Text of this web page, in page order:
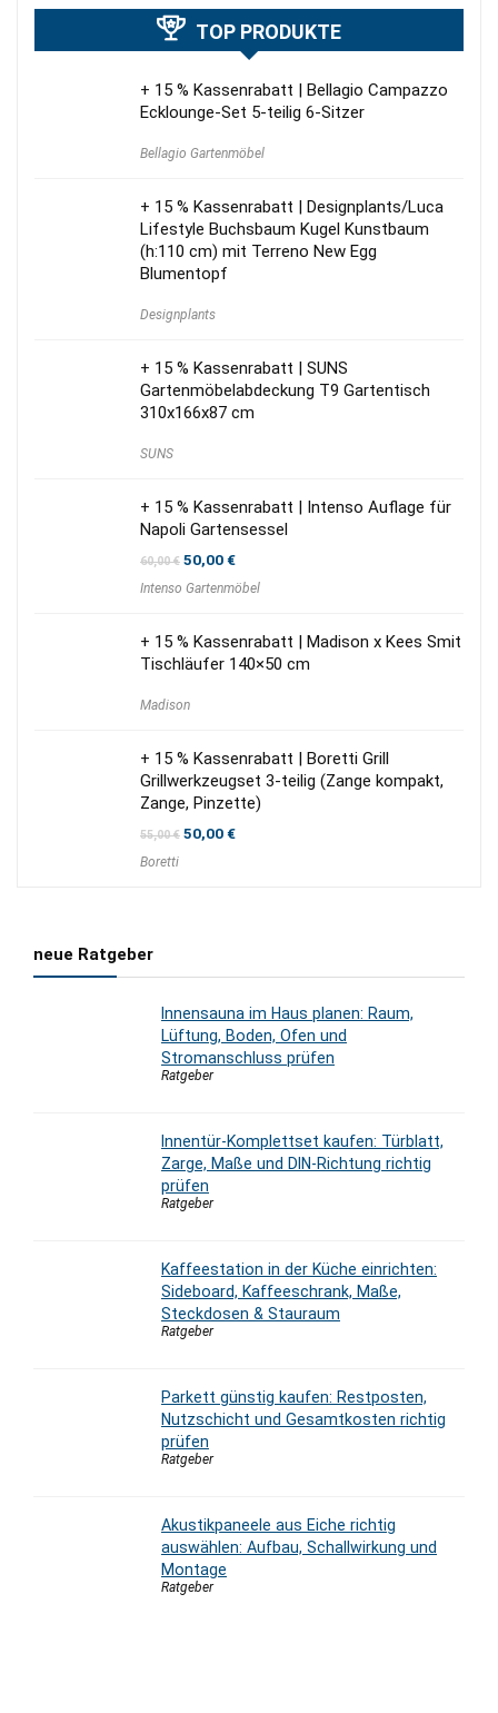
TOP PRODUKTE
+ 15 % Kassenrabatt | Bellagio Campazzo
Ecklounge-Set 5-teilig 6-Sitzer
Bellagio Gartenmöbel
+ 15 % Kassenrabatt | Designplants/Luca
Lifestyle Buchsbaum Kugel Kunstbaum
(h:110 cm) mit Terreno New Egg
Blumentopf
Designplants
+ 15 % Kassenrabatt | SUNS
Gartenmöbelabdeckung T9 Gartentisch
310x166x87 cm
SUNS
+ 15 % Kassenrabatt | Intenso Auflage für
Napoli Gartensessel
60,00€ Ursprünglicher
war:
50,00€Aktueller
ist:
Intenso Gartenmöbel
+ 15 % Kassenrabatt | Madison x Kees Smit
Tischläufer 140×50 cm
Madison
+ 15 % Kassenrabatt | Boretti Grill
Grillwerkzeugset 3-teilig (Zange kompakt,
Zange, Pinzette)
55,00€ Ursprünglicher
50,00€Aktueller
Boretti
neue Ratgeber
Innensauna im Haus planen: Raum,
Lüftung, Boden, Ofen und
Stromanschluss prüfen
Ratgeber
Innentür-Komplettset kaufen: Türblatt,
Zarge, Maße und DIN-Richtung richtig
prüfen
Ratgeber
Kaffeestation in der Küche einrichten:
Sideboard, Kaffeeschrank, Maße,
Steckdosen & Stauraum
Ratgeber
Parkett günstig kaufen: Restposten,
Nutzschicht und Gesamtkosten richtig
prüfen
Ratgeber
Akustikpaneele aus Eiche richtig
auswählen: Aufbau, Schallwirkung und
Montage
Ratgeber